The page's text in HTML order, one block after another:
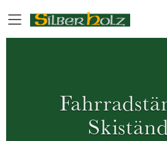
zum
Inhalt